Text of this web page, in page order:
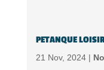
PETANQUE
21 Nov, 2024 |